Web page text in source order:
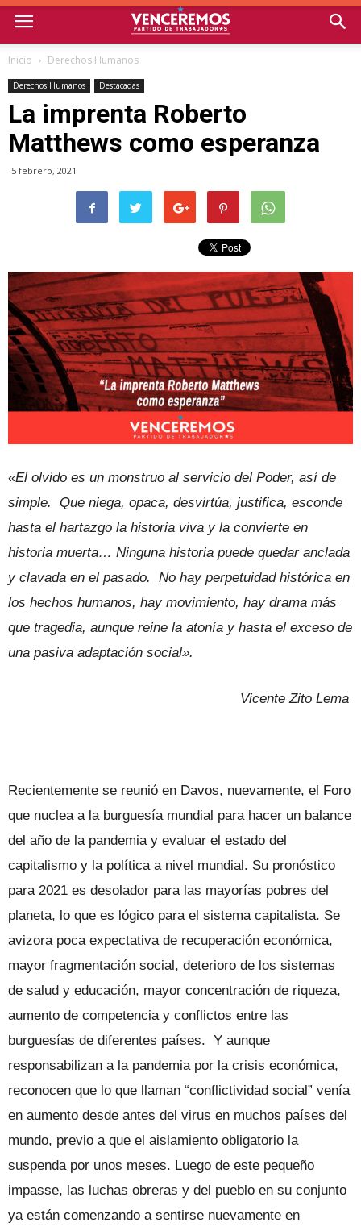
Inicio Derechos Humanos
Derechos Humanos Destacadas
La imprenta Roberto
Matthews como esperanza
5 febrero, 2021
«El olvido es un monstruo al servicio del Poder, así de
simple. Que niega, opaca, desvirtúa, justifica, esconde
hasta el hartazgo la historia viva y la convierte en
historia muerta… Ninguna historia puede quedar anclada
y clavada en el pasado. No hay perpetuidad histórica en
los hechos humanos, hay movimiento, hay drama más
que tragedia, aunque reine la atonía y hasta el exceso de
una pasiva adaptación social».
Vicente Zito Lema
Recientemente se reunió en Davos, nuevamente, el Foro
que nuclea a la burguesía mundial para hacer un balance
del año de la pandemia y evaluar el estado del
capitalismo y la política a nivel mundial. Su pronóstico
para 2021 es desolador para las mayorías pobres del
planeta, lo que es lógico para el sistema capitalista. Se
avizora poca expectativa de recuperación económica,
mayor fragmentación social, deterioro de los sistemas
de salud y educación, mayor concentración de riqueza,
aumento de competencia y conflictos entre las
burguesías de diferentes países. Y aunque
responsabilizan a la pandemia por la crisis económica,
reconocen que lo que llaman “conflictividad social” venía
en aumento desde antes del virus en muchos países del
mundo, previo a que el aislamiento obligatorio la
suspenda por unos meses. Luego de este pequeño
impasse, las luchas obreras y del pueblo en su conjunto
ya están comenzando a sentirse nuevamente en